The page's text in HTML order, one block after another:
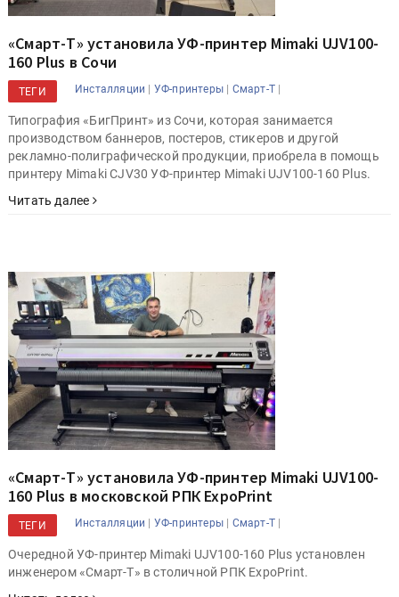
«Смарт-Т» установила УФ-принтер Mimaki UJV100-
160 Plus в Сочи
ТЕГИ Инсталляции | УФ-принтеры | Смарт-Т |
Типография «БигПринт» из Сочи, которая занимается
производством баннеров, постеров, стикеров и другой
рекламно-полиграфической продукции, приобрела в помощь
принтеру Mimaki CJV30 УФ-принтер Mimaki UJV100-160 Plus.
Читать далее
«Смарт-Т» установила УФ-принтер Mimaki UJV100-
160 Plus в московской РПК ExpoPrint
ТЕГИ Инсталляции | УФ-принтеры | Смарт-Т |
Очередной УФ-принтер Mimaki UJV100-160 Plus установлен
инженером «Смарт-Т» в столичной РПК ExpoPrint.